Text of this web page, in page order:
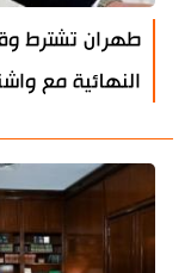
طهران تشترط
النهائية مع